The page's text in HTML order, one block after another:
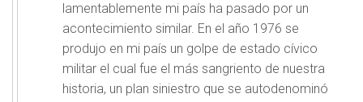
lamentablemente mi país ha pasado por un
acontecimiento similar. En el año 1976 se
produjo en mi país un golpe de estado cívico
militar el cual fue el más sangriento de nuestra
historia, un plan siniestro que se autodenominó